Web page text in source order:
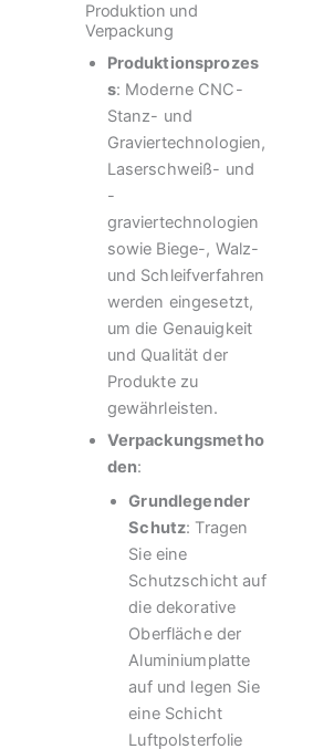
Produktion und
Verpackung
Produktionsprozes
s: Moderne CNC-
Stanz- und
Graviertechnologien,
Laserschweiß- und
-
graviertechnologien
sowie Biege-, Walz-
und Schleifverfahren
werden eingesetzt,
um die Genauigkeit
und Qualität der
Produkte zu
gewährleisten.
Verpackungsmetho
den:
Grundlegender
Schutz: Tragen
Sie eine
Schutzschicht auf
die dekorative
Oberfläche der
Aluminiumplatte
auf und legen Sie
eine Schicht
Luftpolsterfolie